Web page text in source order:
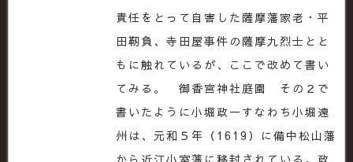
責任をとって自害した薩摩藩家老・平
田靭負、寺田屋事件の薩摩九烈士とと
もに触れているが、ここで改めて書い
てみる。 御香宮神社庭園 その２で
書いたように小堀政一すなわち小堀遠
州は、元和５年（1619）に備中松山藩